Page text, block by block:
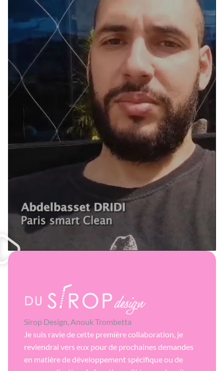
Sirop Design, Anouk Trombetta
Je suis ravie de cette première collaboration, je
reviendrai vers eux pour de prochaines demandes
en matière de développement spécifique ou de